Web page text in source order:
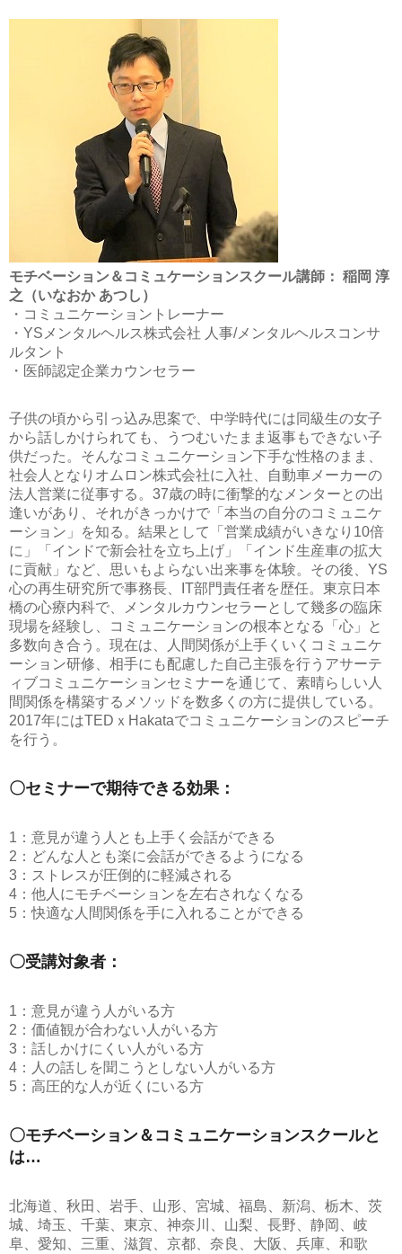
モチベーション＆コミュケーションスクール講師： 稲岡 淳
之（いなおか あつし）
・コミュニケーショントレーナー
・YSメンタルヘルス株式会社 人事/メンタルヘルスコンサ
ルタント
・医師認定企業カウンセラー
子供の頃から引っ込み思案で、中学時代には同級生の女子
から話しかけられても、うつむいたまま返事もできない子
供だった。そんなコミュニケーション下手な性格のまま、
社会人となりオムロン株式会社に入社、自動車メーカーの
法人営業に従事する。37歳の時に衝撃的なメンターとの出
逢いがあり、それがきっかけで「本当の自分のコミュニケ
ーション」を知る。結果として「営業成績がいきなり10倍
に」「インドで新会社を立ち上げ」「インド生産車の拡大
に貢献」など、思いもよらない出来事を体験。その後、YS
心の再生研究所で事務長、IT部門責任者を歴任。東京日本
橋の心療内科で、メンタルカウンセラーとして幾多の臨床
現場を経験し、コミュニケーションの根本となる「心」と
多数向き合う。現在は、人間関係が上手くいくコミュニケ
ーション研修、相手にも配慮した自己主張を行うアサーテ
ィブコミュニケーションセミナーを通じて、素晴らしい人
間関係を構築するメソッドを数多くの方に提供している。
2017年にはTEDｘHakataでコミュニケーションのスピーチ
を行う。
〇セミナーで期待できる効果：
1：意見が違う人とも上手く会話ができる
2：どんな人とも楽に会話ができるようになる
3：ストレスが圧倒的に軽減される
4：他人にモチベーションを左右されなくなる
5：快適な人間関係を手に入れることができる
〇受講対象者：
1：意見が違う人がいる方
2：価値観が合わない人がいる方
3：話しかけにくい人がいる方
4：人の話しを聞こうとしない人がいる方
5：高圧的な人が近くにいる方
〇モチベーション＆コミュニケーションスクールと
は…
北海道、秋田、岩手、山形、宮城、福島、新潟、栃木、茨
城、埼玉、千葉、東京、神奈川、山梨、長野、静岡、岐
阜、愛知、三重、滋賀、京都、奈良、大阪、兵庫、和歌